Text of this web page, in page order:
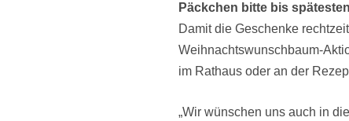
Päckchen bitte bis
Damit die Geschenke
Weihnachtswunschbaum-
im Rathaus oder an der
„Wir wünschen uns auch in